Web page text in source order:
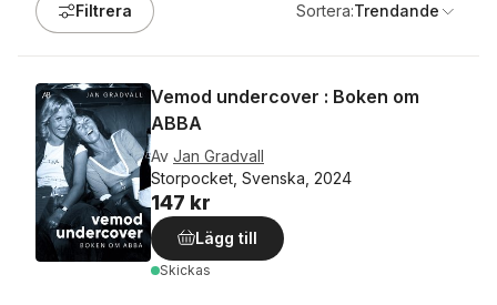
Filtrera Sortera:Trendande
Vemod undercover : Boken om
ABBA
Av Jan Gradvall
Storpocket, Svenska, 2024
147 kr
Lägg till
Skickas